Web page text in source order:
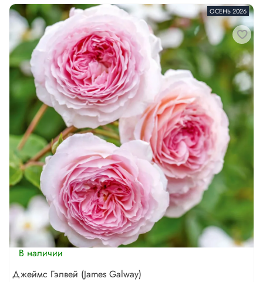
ОСЕНЬ 2026
В наличии
Джеймс Гэлвей (James Galway)